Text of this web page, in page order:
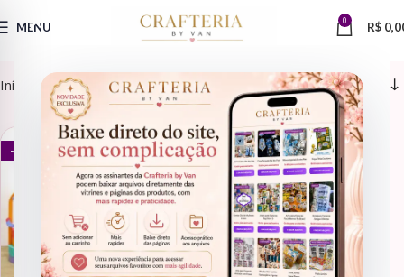
MENU 0 R$
Início Arquivos de Corte > Porta Guardanapo
ARQUIVOS DE CORTE
- 80%